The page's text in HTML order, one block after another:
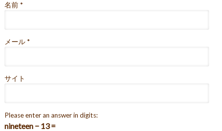
名前 *
メール *
サイト
Please enter an answer in digits:
nineteen − 13 =